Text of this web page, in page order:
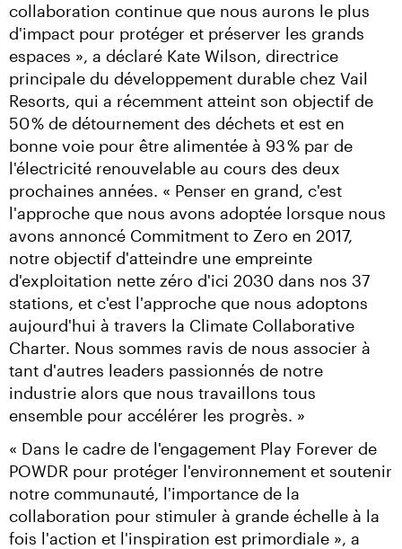
collaboration continue que nous aurons le plus
d'impact pour protéger et préserver les grands
espaces », a déclaré Kate Wilson, directrice
principale du développement durable chez Vail
Resorts, qui a récemment atteint son objectif de
50 % de détournement des déchets et est en
bonne voie pour être alimentée à 93 % par de
l'électricité renouvelable au cours des deux
prochaines années. « Penser en grand, c'est
l'approche que nous avons adoptée lorsque nous
avons annoncé Commitment to Zero en 2017,
notre objectif d'atteindre une empreinte
d'exploitation nette zéro d'ici 2030 dans nos 37
stations, et c'est l'approche que nous adoptons
aujourd'hui à travers la Climate Collaborative
Charter. Nous sommes ravis de nous associer à
tant d'autres leaders passionnés de notre
industrie alors que nous travaillons tous
ensemble pour accélérer les progrès. »
« Dans le cadre de l'engagement Play Forever de
POWDR pour protéger l'environnement et soutenir
notre communauté, l'importance de la
collaboration pour stimuler à grande échelle à la
fois l'action et l'inspiration est primordiale », a